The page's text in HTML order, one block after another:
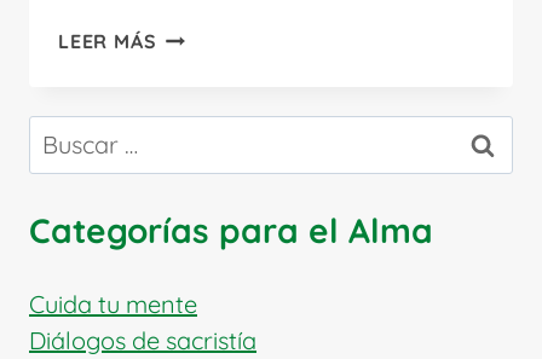
LEER MÁS NOVENA
JOSÉ
Buscar:
Categorías para el Alma
Cuida tu mente
Diálogos de sacristía